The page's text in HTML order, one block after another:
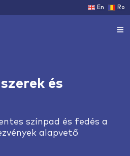
En Ro
és
színpad és fedés a
alapvető